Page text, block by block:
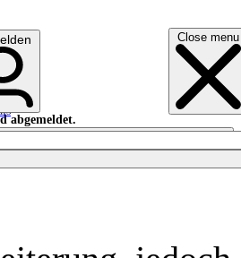
Close menu
abgemeldet.
Anmelden